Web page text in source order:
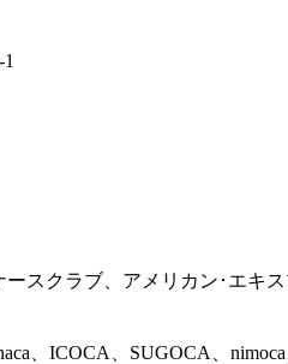
スクラブ、アメリカン･エキ
、ICOCA、SUGOCA、